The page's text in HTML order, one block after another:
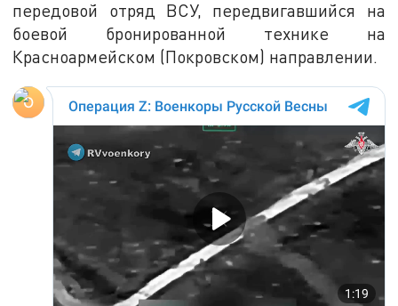
передовой отряд ВСУ, передвигавшийся на
боевой бронированной технике на
Красноармейском (Покровском) направлении.